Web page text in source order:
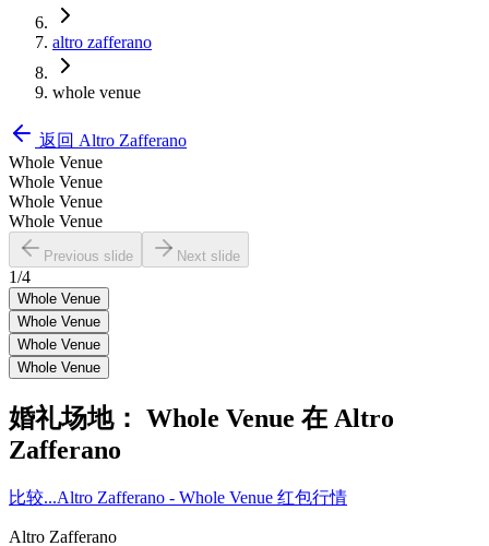
altro zafferano
whole venue
返回 Altro Zafferano
Whole Venue
Whole Venue
Whole Venue
Whole Venue
Previous slide Next slide
1/4
Whole Venue
Whole Venue
Whole Venue
Whole Venue
婚礼场地： Whole Venue 在 Altro
Zafferano
比较...Altro Zafferano - Whole Venue 红包行情
Altro Zafferano